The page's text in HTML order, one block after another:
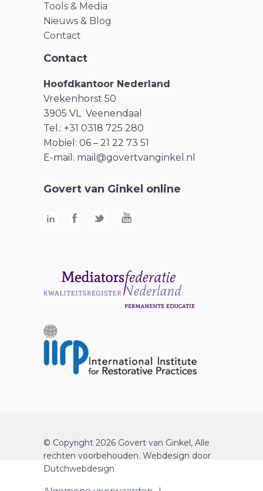
Tools & Media
Nieuws & Blog
Contact
Contact
Hoofdkantoor Nederland
Vrekenhorst 50
3905 VL Veenendaal
Tel.: +31 0318 725 280
Mobiel: 06 – 21 22 73 51
E-mail: mail@govertvanginkel.nl
Govert van Ginkel online
© Copyright 2026 Govert van Ginkel, Alle
rechten voorbehouden. Webdesign door
Dutchwebdesign